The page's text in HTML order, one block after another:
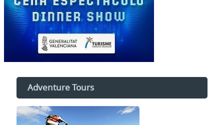
Adventure Tours